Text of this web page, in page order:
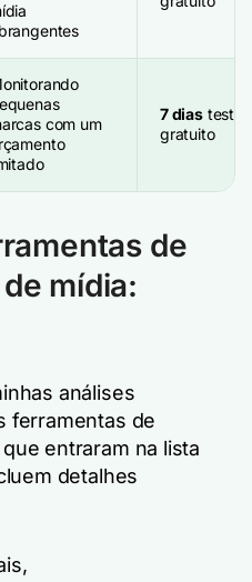
com um
7 diasteste
gratuito
de
mídia:
análises
ferramentas de
entraram na lista
detalhes